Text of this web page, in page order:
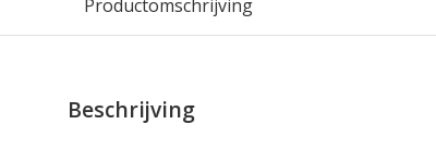
Productomschrijving
Beschrijving